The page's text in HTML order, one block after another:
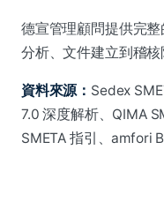
德宣管理顧問提供完
分析、文件建立到稽核
資料來源： Sedex
7.0 深度解析、QIMA
SMETA 指引、amfori